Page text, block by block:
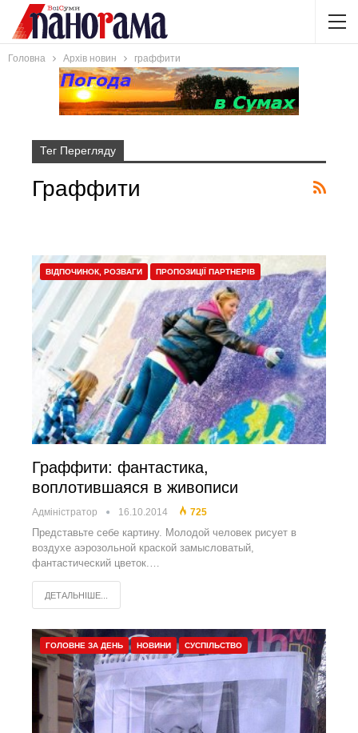
Головна Архів новин граффити
Тег Перегляду
Граффити
ВІДПОЧИНОК, РОЗВАГИ ПРОПОЗИЦІЇ ПАРТНЕРІВ
Граффити: фантастика,
воплотившаяся в живописи
Адміністратор 16.10.2014 725
Представьте себе картину. Молодой человек рисует в
воздухе аэрозольной краской замысловатый,
фантастический цветок.…
ДЕТАЛЬНІШЕ...
ГОЛОВНЕ ЗА ДЕНЬ НОВИНИ СУСПІЛЬСТВО